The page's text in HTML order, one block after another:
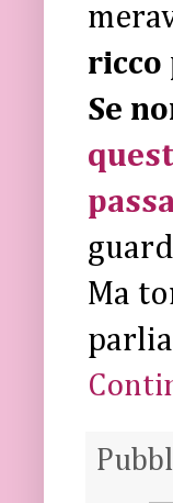
ricco
Se
Ma